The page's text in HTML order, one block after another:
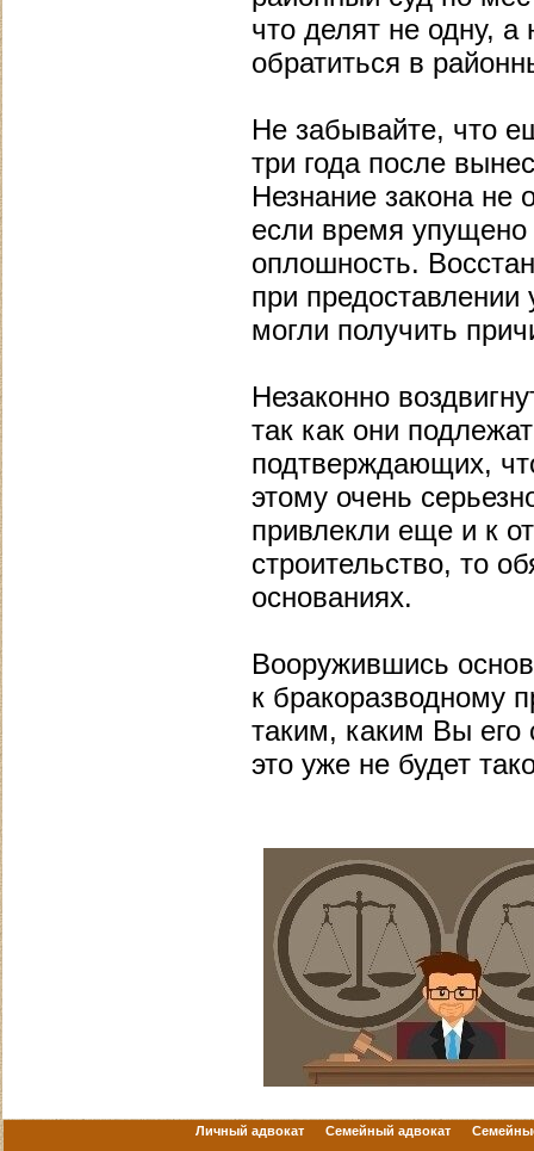
что делят не одну, а
обратиться в
Не забывайте, что
три года после
Незнание закона не
если время
оплошность.
при
могли получить
Незаконно
так как они
подтверждающих,
этому очень
привлекли еще и к
строительство, то
основаниях.
Вооружившись
к бракоразводному
таким, каким Вы его
это уже не будет
Личный адвокат Семейный адвокат